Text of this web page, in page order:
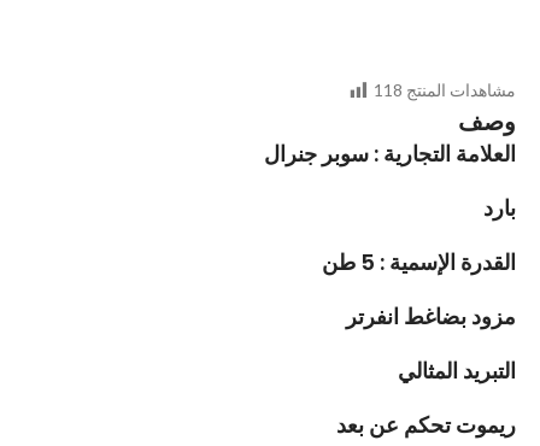
مشاهدات المنتج 118
وصف
العلامة التجارية : سوبر جنرال
بارد
القدرة الإسمية : 5 طن
مزود بضاغط انفرتر
التبريد المثالي
ريموت تحكم عن بعد